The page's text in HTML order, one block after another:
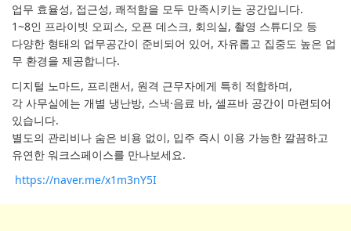
업무 효율성, 접근성, 쾌적함을 모두 만족시키는 공간입니다.
1~8인 프라이빗 오피스, 오픈 데스크, 회의실, 촬영 스튜디오 등
다양한 형태의 업무공간이 준비되어 있어, 자유롭고 집중도 높은 업
무 환경을 제공합니다.
디지털 노마드, 프리랜서, 원격 근무자에게 특히 적합하며,
각 사무실에는 개별 냉난방, 스낵·음료 바, 셀프바 공간이 마련되어
있습니다.
별도의 관리비나 숨은 비용 없이, 입주 즉시 이용 가능한 깔끔하고
유연한 워크스페이스를 만나보세요.
https://naver.me/x1m3nY5I